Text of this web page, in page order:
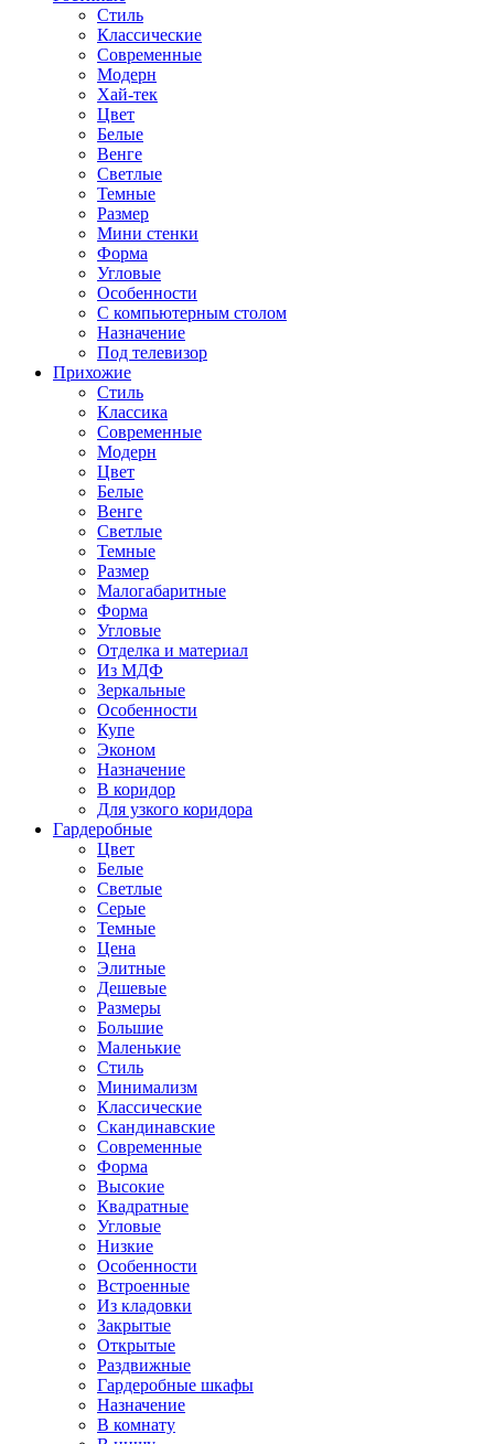
Стиль
Классические
Современные
Модерн
Хай-тек
Цвет
Белые
Венге
Светлые
Темные
Размер
Мини стенки
Форма
Угловые
Особенности
С компьютерным столом
Назначение
Под телевизор
Прихожие
Стиль
Классика
Современные
Модерн
Цвет
Белые
Венге
Светлые
Темные
Размер
Малогабаритные
Форма
Угловые
Отделка и материал
Из МДФ
Зеркальные
Особенности
Купе
Эконом
Назначение
В коридор
Для узкого коридора
Гардеробные
Цвет
Белые
Светлые
Серые
Темные
Цена
Элитные
Дешевые
Размеры
Большие
Маленькие
Стиль
Минимализм
Классические
Скандинавские
Современные
Форма
Высокие
Квадратные
Угловые
Низкие
Особенности
Встроенные
Из кладовки
Закрытые
Открытые
Раздвижные
Гардеробные шкафы
Назначение
В комнату